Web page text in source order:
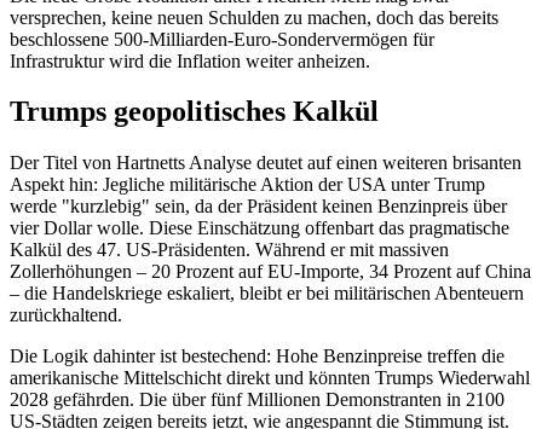
versprechen, keine neuen Schulden zu machen, doch das bereits
beschlossene 500-Milliarden-Euro-Sondervermögen für
Infrastruktur wird die Inflation weiter anheizen.
Trumps geopolitisches Kalkül
Der Titel von Hartnetts Analyse deutet auf einen weiteren brisanten
Aspekt hin: Jegliche militärische Aktion der USA unter Trump
werde "kurzlebig" sein, da der Präsident keinen Benzinpreis über
vier Dollar wolle. Diese Einschätzung offenbart das pragmatische
Kalkül des 47. US-Präsidenten. Während er mit massiven
Zollerhöhungen – 20 Prozent auf EU-Importe, 34 Prozent auf China
– die Handelskriege eskaliert, bleibt er bei militärischen Abenteuern
zurückhaltend.
Die Logik dahinter ist bestechend: Hohe Benzinpreise treffen die
amerikanische Mittelschicht direkt und könnten Trumps Wiederwahl
2028 gefährden. Die über fünf Millionen Demonstranten in 2100
US-Städten zeigen bereits jetzt, wie angespannt die Stimmung ist.